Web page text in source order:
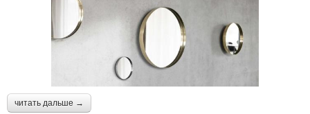
читать дальше →